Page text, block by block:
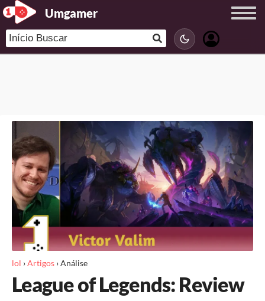
Umgamer
lol ›Artigos ›Análise
League of Legends: Review